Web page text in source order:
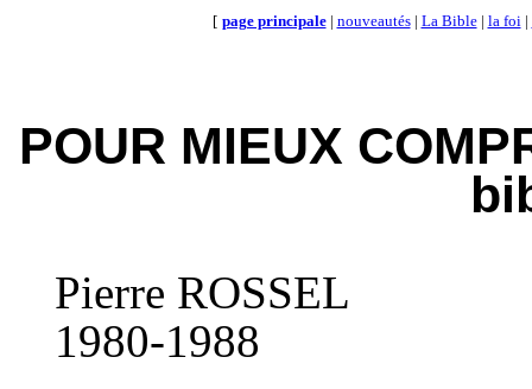
[ page principale| nouveautés| La Bible| la foi|
POUR MIEUX
Pierre ROSSEL
1980-1988